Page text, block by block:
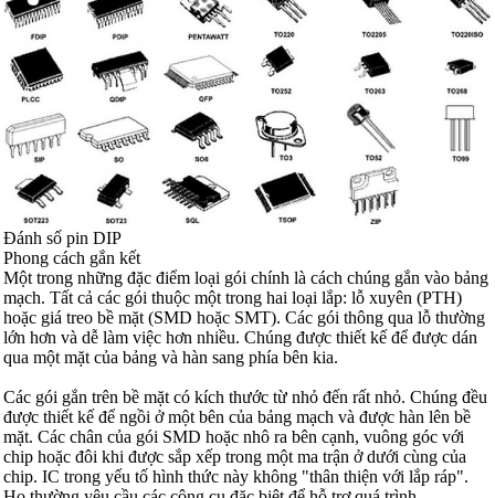
Đánh số pin DIP
Phong cách gắn kết
Một trong những đặc điểm loại gói chính là cách chúng gắn vào bảng
mạch. Tất cả các gói thuộc một trong hai loại lắp: lỗ xuyên (PTH)
hoặc giá treo bề mặt (SMD hoặc SMT). Các gói thông qua lỗ thường
lớn hơn và dễ làm việc hơn nhiều. Chúng được thiết kế để được dán
qua một mặt của bảng và hàn sang phía bên kia.
Các gói gắn trên bề mặt có kích thước từ nhỏ đến rất nhỏ. Chúng đều
được thiết kế để ngồi ở một bên của bảng mạch và được hàn lên bề
mặt. Các chân của gói SMD hoặc nhô ra bên cạnh, vuông góc với
chip hoặc đôi khi được sắp xếp trong một ma trận ở dưới cùng của
chip. IC trong yếu tố hình thức này không "thân thiện với lắp ráp".